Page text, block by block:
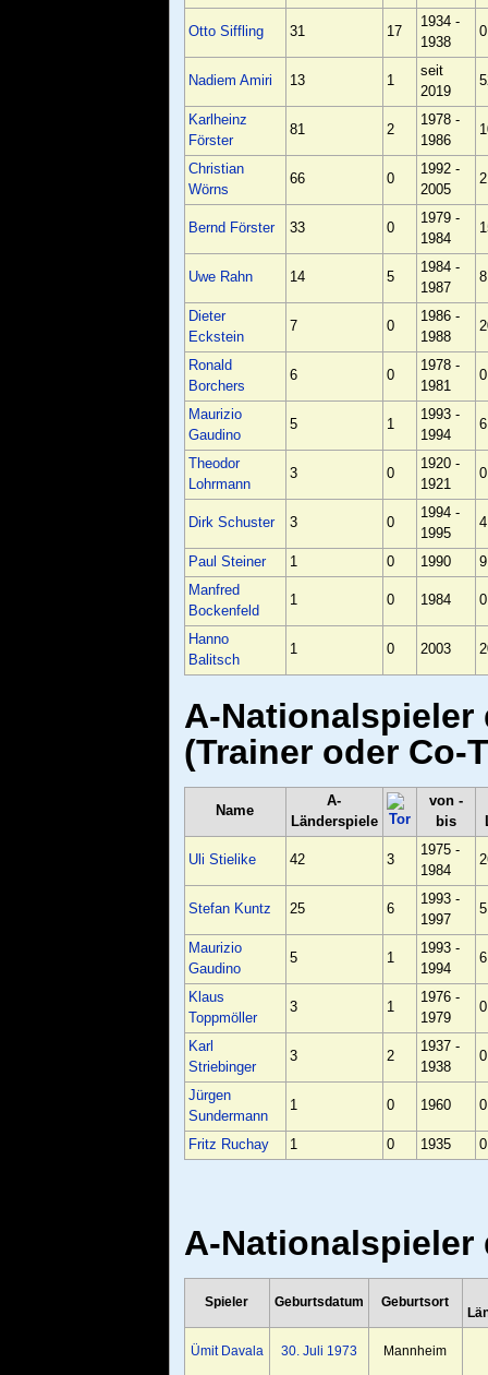
Otto Siffling 31 17
1934 -
1938
0
Nadiem Amiri 13 1
seit
2019
Karlheinz
Förster
81 2
1978 -
1986
Christian
Wörns
66 0
1992 -
2005
Bernd Förster 33 0
1979 -
1984
Uwe Rahn 14 5
1984 -
1987
8
Dieter
Eckstein
7 0
1986 -
1988
Ronald
Borchers
6 0
1978 -
1981
0
Maurizio
Gaudino
5 1
1993 -
1994
6
Theodor
Lohrmann
3 0
1920 -
1921
0
Dirk Schuster 3 0
1994 -
1995
4
Paul Steiner 1 0 1990
9
Manfred
Bockenfeld
1 0 1984 0
Hanno
Balitsch
1 0 2003
A-Nationalspieler
(Trainer oder Co-
Name
A-
Länderspiele
von -
bis
Uli Stielike 42 3
1975 -
1984
Stefan Kuntz 25 6
1993 -
1997
5
Maurizio
Gaudino
5 1
1993 -
1994
6
Klaus
Toppmöller
3 1
1976 -
1979
0
Karl
Striebinger
3 2
1937 -
1938
0
Jürgen
Sundermann
1 0 1960 0
Fritz Ruchay 1 0 1935 0
A-Nationalspieler
Spieler Geburtsdatum Geburtsort
Ümit Davala 30. Juli 1973 Mannheim